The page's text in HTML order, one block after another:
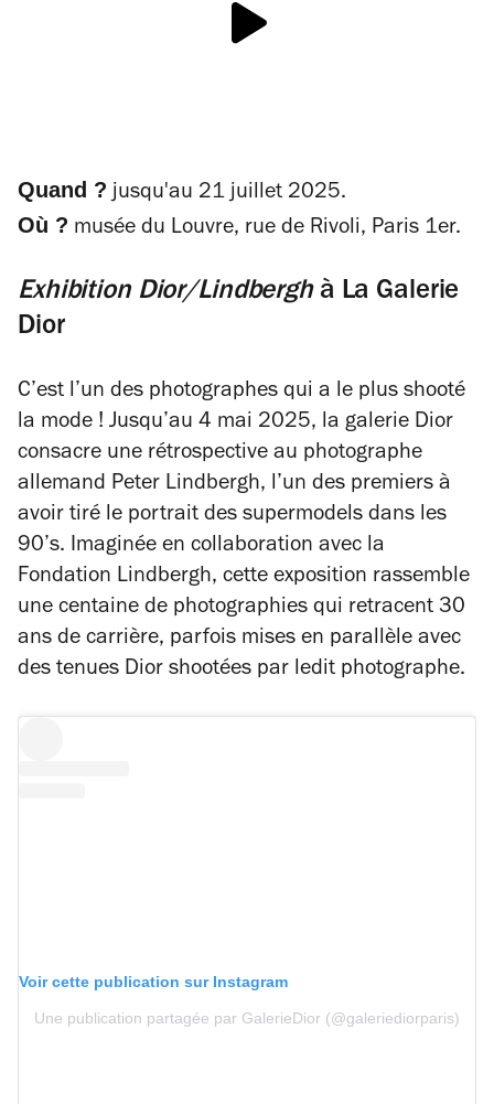
Quand ? jusqu'au 21 juillet 2025.
Où ? musée du Louvre, rue de Rivoli, Paris 1er.
Exhibition Dior/Lindberghà La Galerie
Dior
C’est l’un des photographes qui a le plus shooté
la mode ! Jusqu’au 4 mai 2025, la galerie Dior
consacre une rétrospective au photographe
allemand Peter Lindbergh, l’un des premiers à
avoir tiré le portrait des supermodels dans les
90’s. Imaginée en collaboration avec la
Fondation Lindbergh, cette exposition rassemble
une centaine de photographies qui retracent 30
ans de carrière, parfois mises en parallèle avec
des tenues Dior shootées par ledit photographe.
Voir cette publication sur Instagram
Une publication partagée par GalerieDior (@galeriediorparis)